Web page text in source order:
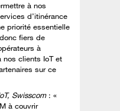
à nos
d’itinérance
priorité essentielle
fiers de
à
nos clients IoT et
sur ce
Swisscom : «
à couvrir